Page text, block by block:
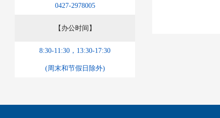
0427-2978005
【办公时间】
8:30-11:30，13:30-17:30
(周末和节假日除外)